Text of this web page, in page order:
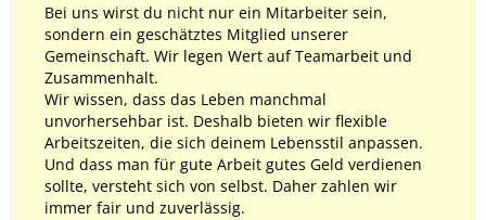
Bei uns wirst du nicht nur ein Mitarbeiter sein,
sondern ein geschätztes Mitglied unserer
Gemeinschaft. Wir legen Wert auf Teamarbeit und
Zusammenhalt.
Wir wissen, dass das Leben manchmal
unvorhersehbar ist. Deshalb bieten wir flexible
Arbeitszeiten, die sich deinem Lebensstil anpassen.
Und dass man für gute Arbeit gutes Geld verdienen
sollte, versteht sich von selbst. Daher zahlen wir
immer fair und zuverlässig.